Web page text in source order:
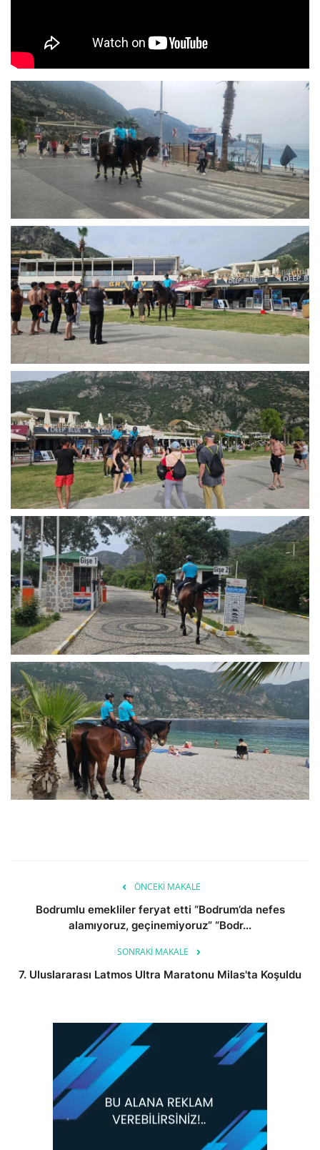
ÖNCEKI MAKALE
Bodrumlu emekliler feryat etti “Bodrum’da nefes
alamıyoruz, geçinemiyoruz” “Bodr...
SONRAKI MAKALE
7. Uluslararası Latmos Ultra Maratonu Milas'ta Koşuldu